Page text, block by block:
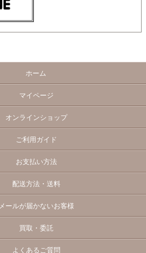
ホーム
マイページ
オンラインショップ
ご利用ガイド
お支払い方法
配送方法・送料
メールが届かないお客様
買取・委託
よくあるご質問